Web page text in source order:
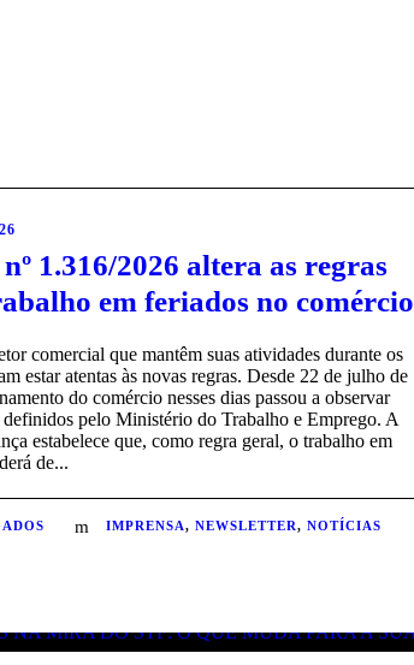
1.316/2026 altera as regras
em feriados no comércio
comercial que mantêm suas atividades durante os
estar atentas às novas regras. Desde 22 de julho de
do comércio nesses dias passou a observar
pelo Ministério do Trabalho e Emprego. A
estabelece que, como regra geral, o trabalho em
de...
IMPRENSA, NEWSLETTER, NOTÍCIAS